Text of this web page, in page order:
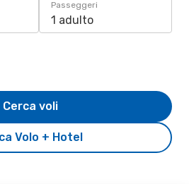
Passeggeri
1 adulto
Volo + Hotel
Cerca voli